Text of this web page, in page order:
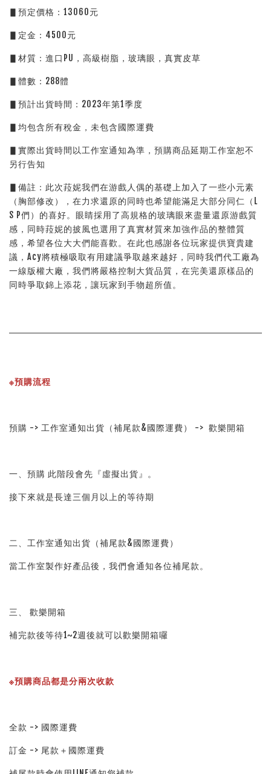
▋預定價格：13060元
▋定金：4500元
▋材質：進口PU，高級樹脂，玻璃眼，真實皮草
▋體數：288體
▋預計出貨時間：2023年第1季度
▋均包含所有稅金，未包含國際運費
▋實際出貨時間以工作室通知為準，預購商品延期工作室恕不
另行告知
▋備註：此次菈妮我們在游戲人偶的基礎上加入了一些小元素
（胸部修改），在力求還原的同時也希望能滿足大部分同仁（L
S P們）的喜好。眼睛採用了高規格的玻璃眼來盡量還原游戲質
感，同時菈妮的披風也選用了真實材質來加強作品的整體質
感，希望各位大大們能喜歡。在此也感謝各位玩家提供寶貴建
議，Acy將積極吸取有用建議爭取越來越好，同時我們代工廠為
一線版權大廠，我們將嚴格控制大貨品質，在完美還原樣品的
同時爭取錦上添花，讓玩家到手物超所值。
※預購流程
預購 -> 工作室通知出貨（補尾款&國際運費） ->  歡樂開箱
一、預購 此階段會先『虛擬出貨』。
接下來就是長達三個月以上的等待期
二、工作室通知出貨（補尾款&國際運費）
當工作室製作好產品後，我們會通知各位補尾款。
三、 歡樂開箱
補完款後等待1~2週後就可以歡樂開箱囉
※預購商品都是分兩次收款
全款 -> 國際運費
訂金 -> 尾款＋國際運費